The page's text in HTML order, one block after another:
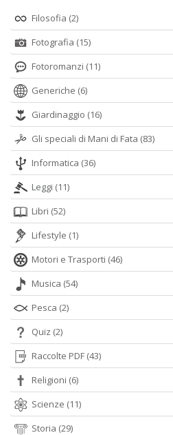
Filosofia (2)
Fotografia (15)
Fotoromanzi (11)
Generiche (6)
Giardinaggio (16)
Gli speciali di Mani di Fata (83)
Informatica (36)
Leggi (11)
Libri (52)
Lifestyle (1)
Motori e Trasporti (46)
Musica (54)
Pesca (2)
Quiz (2)
Raccolte PDF (43)
Religioni (6)
Scienze (11)
Storia (29)